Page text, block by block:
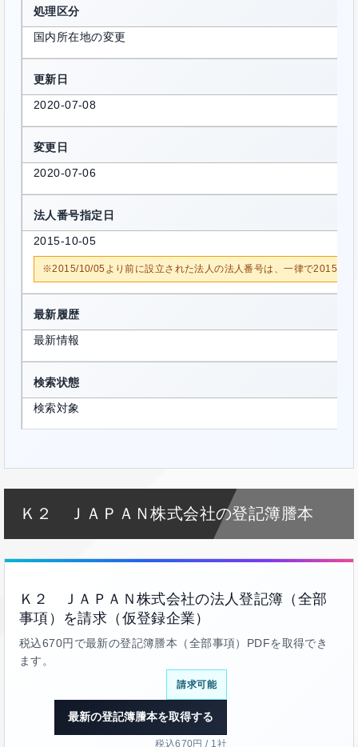
処理区分
国内所在地の変更
更新日
2020-07-08
変更日
2020-07-06
法人番号指定日
2015-10-05
※2015/10/05より前に設立された法人の法人番号は、一律で2015/10/
最新履歴
最新情報
検索状態
検索対象
Ｋ２ ＪＡＰＡＮ株式会社の登記簿謄本
Ｋ２ ＪＡＰＡＮ株式会社の法人登記簿（全部
事項）を請求（仮登録企業）
税込670円で最新の登記簿謄本（全部事項）PDFを取得でき
ます。
請求可能
最新の登記簿謄本を取得する
税込670円 / 1社